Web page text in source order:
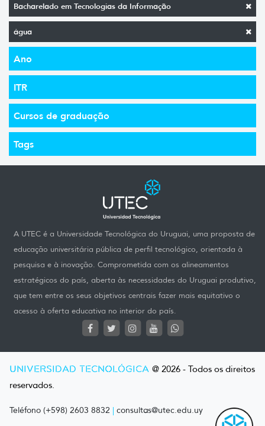
Bacharelado em Tecnologias da Informação
água
Ano
ITR
Cursos de graduação
Tags
A UTEC é a Universidade Tecnológica do Uruguai, uma proposta de
educação universitária pública de perfil tecnológico, orientada à
pesquisa e à inovação. Comprometida com os alineamentos
estratégicos do país, aberta às necessidades do Uruguai produtivo,
que tem entre os seus objetivos centrais fazer mais equitativo o
acesso à oferta educativa no interior do país.
UNIVERSIDAD TECNOLÓGICA @ 2026 - Todos os direitos
reservados.
Teléfono (+598) 2603 8832 | consultas@utec.edu.uy